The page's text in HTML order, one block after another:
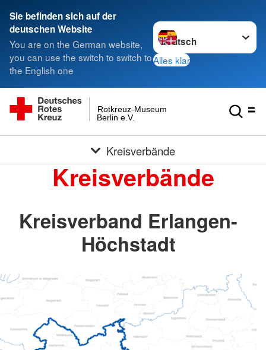
Sie befinden sich auf der
deutschen Website
You are on the German website,
you can use the switch to switch to
the English one
Sprache wechseln zu
Alles klar
Berlin e.V.
Rotkreuz-Museum
Kreisverbände
Kreisverbände
Kreisverband Erlangen-
Höchstadt